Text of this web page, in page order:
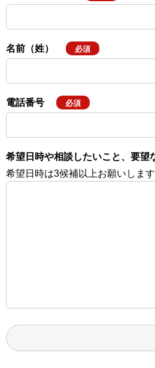
名前（姓） 必須
電話番号 必須
希望日時や相談したいこと、要望
希望日時は3候補以上お願いしま